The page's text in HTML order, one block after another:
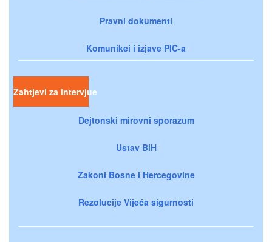
Pravni dokumenti
Komunikei i izjave PIC-a
Zahtjevi za intervjue
Dejtonski mirovni sporazum
Ustav BiH
Zakoni Bosne i Hercegovine
Rezolucije Vijeća sigurnosti